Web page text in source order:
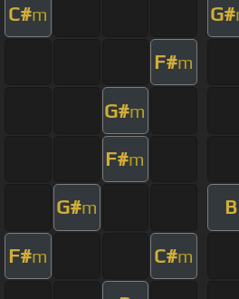
C#m G#
F#m
G#m
F#m
G#m B
F#m C#m